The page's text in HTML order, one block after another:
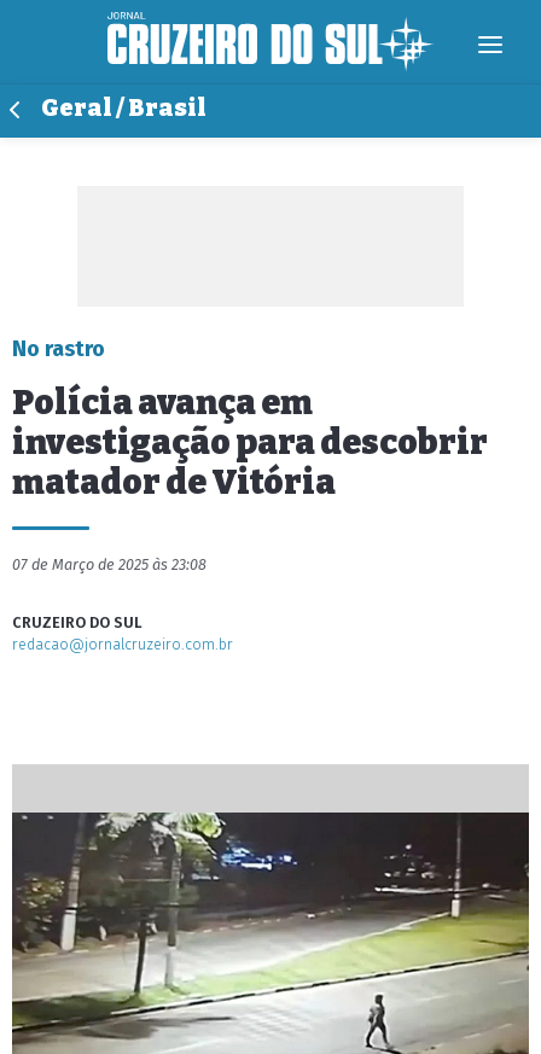
Geral / Brasil
No rastro
Polícia avança em
investigação para descobrir
matador de Vitória
07 de Março de 2025 às 23:08
CRUZEIRO DO SUL
redacao@jornalcruzeiro.com.br